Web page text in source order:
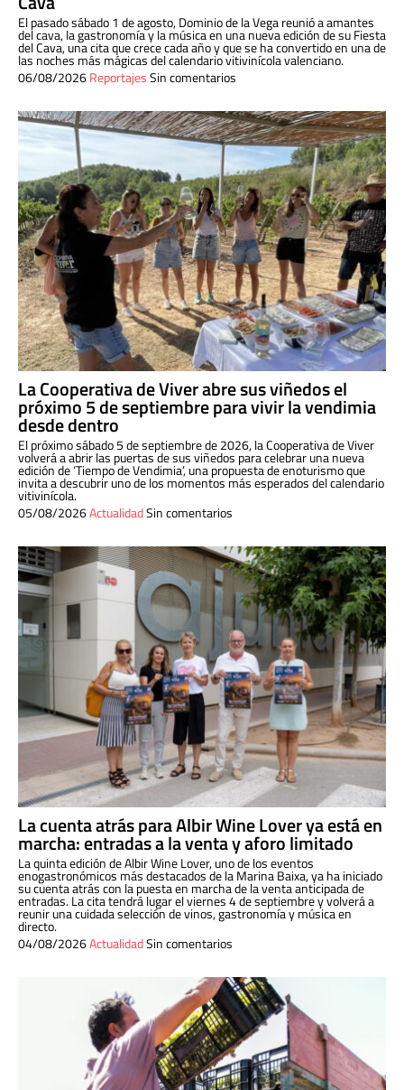
El pasado sábado 1 de agosto, Dominio de la Vega reunió a amantes
del cava, la gastronomía y la música en una nueva edición de su Fiesta
del Cava, una cita que crece cada año y que se ha convertido en una de
las noches más mágicas del calendario vitivinícola valenciano.
06/08/2026ReportajesSin comentarios
La Cooperativa de Viver abre sus viñedos el
próximo 5 de septiembre para vivir la vendimia
desde dentro
El próximo sábado 5 de septiembre de 2026, la Cooperativa de Viver
volverá a abrir las puertas de sus viñedos para celebrar una nueva
edición de ‘Tiempo de Vendimia’, una propuesta de enoturismo que
invita a descubrir uno de los momentos más esperados del calendario
vitivinícola.
05/08/2026ActualidadSin comentarios
La cuenta atrás para Albir Wine Lover ya está en
marcha: entradas a la venta y aforo limitado
La quinta edición de Albir Wine Lover, uno de los eventos
enogastronómicos más destacados de la Marina Baixa, ya ha iniciado
su cuenta atrás con la puesta en marcha de la venta anticipada de
entradas. La cita tendrá lugar el viernes 4 de septiembre y volverá a
reunir una cuidada selección de vinos, gastronomía y música en
directo.
04/08/2026ActualidadSin comentarios